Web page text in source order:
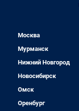
Москва
Мурманск
Нижний Новгород
Новосибирск
Омск
Оренбург